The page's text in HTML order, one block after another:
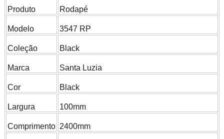
Produto Rodapé
Modelo 3547 RP
Coleção Black
Marca Santa Luzia
Cor Black
Largura 100mm
Comprimento 2400mm